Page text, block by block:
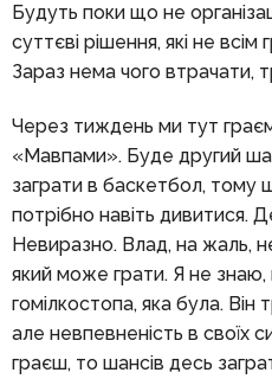
Будуть поки що не
суттєві рішення, які не
Зараз нема чого втрачати,
Через тиждень ми тут
«Мавпами». Буде другий
заграти в баскетбол, тому
потрібно навіть дивитися.
Невиразно. Влад, на жаль,
який може грати. Я не
гомілкостопа, яка була. Він
але невпевненість в своїх
граєш, то шансів десь